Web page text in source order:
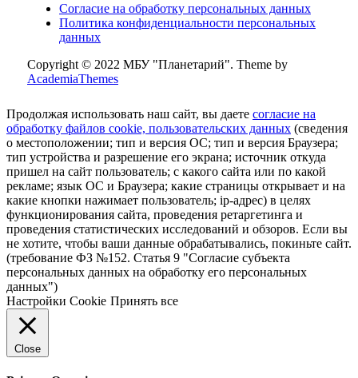
Согласие на обработку персональных данных
Политика конфиденциальности персональных
данных
Copyright © 2022 МБУ "Планетарий". Theme by
AcademiaThemes
Продолжая использовать наш сайт, вы даете согласие на
обработку файлов cookie, пользовательских данных (сведения
о местоположении; тип и версия ОС; тип и версия Браузера;
тип устройства и разрешение его экрана; источник откуда
пришел на сайт пользователь; с какого сайта или по какой
рекламе; язык ОС и Браузера; какие страницы открывает и на
какие кнопки нажимает пользователь; ip-адрес) в целях
функционирования сайта, проведения ретаргетинга и
проведения статистических исследований и обзоров. Если вы
не хотите, чтобы ваши данные обрабатывались, покиньте сайт.
(требование ФЗ №152. Статья 9 "Согласие субъекта
персональных данных на обработку его персональных
данных")
Настройки Cookie Принять все
Close